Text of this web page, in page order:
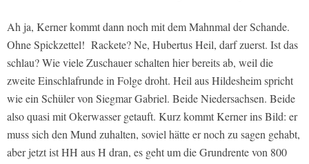
Ah ja, Kerner kommt dann noch mit dem Mahnmal der Schande.
Ohne Spickzettel! Rackete? Ne, Hubertus Heil, darf zuerst. Ist das
schlau? Wie viele Zuschauer schalten hier bereits ab, weil die
zweite Einschlafrunde in Folge droht. Heil aus Hildesheim spricht
wie ein Schüler von Siegmar Gabriel. Beide Niedersachsen. Beide
also quasi mit Okerwasser getauft. Kurz kommt Kerner ins Bild: er
muss sich den Mund zuhalten, soviel hätte er noch zu sagen gehabt,
aber jetzt ist HH aus H dran, es geht um die Grundrente von 800